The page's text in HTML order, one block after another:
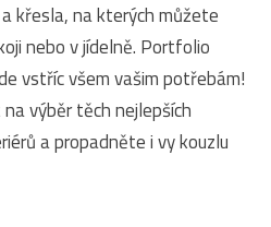
křesla, na kterých můžete
nebo v jídelně. Portfolio
vstříc všem vašim potřebám!
výběr těch nejlepších
a propadněte i vy kouzlu